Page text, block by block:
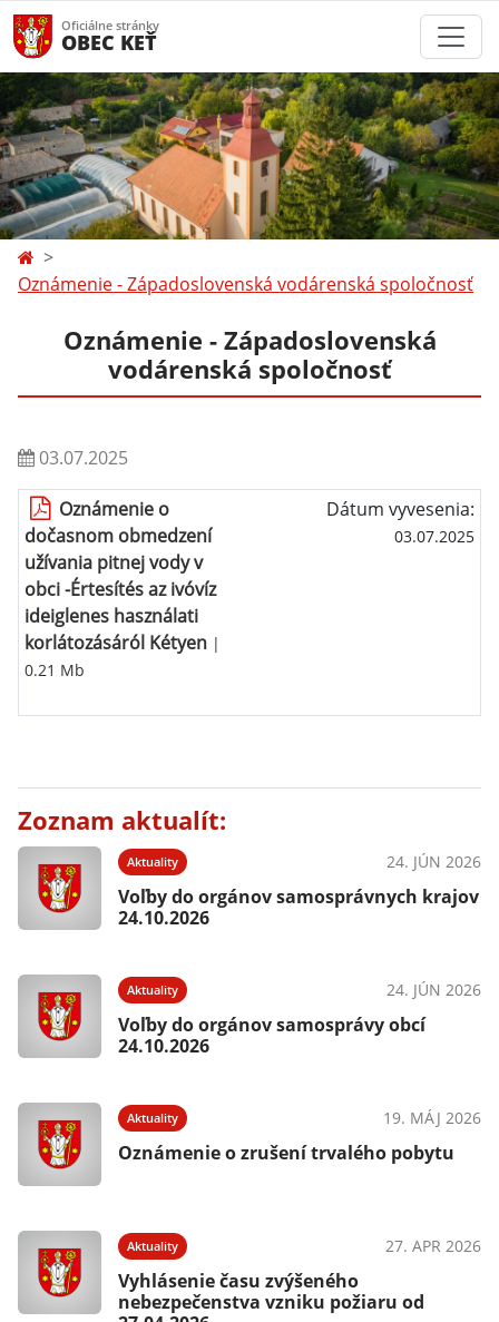
Oficiálne stránky
OBEC KEŤ
Oznámenie - Západoslovenská vodárenská spoločnosť
Oznámenie - Západoslovenská
vodárenská spoločnosť
03.07.2025
Oznámenie o
dočasnom obmedzení
užívania pitnej vody v
obci -Értesítés az ivóvíz
ideiglenes használati
korlátozásáról Kétyen |
0.21 Mb
Dátum vyvesenia:
03.07.2025
Zoznam aktualít:
Aktuality 24. JÚN 2026
Voľby do orgánov samosprávnych krajov
24.10.2026
Aktuality 24. JÚN 2026
Voľby do orgánov samosprávy obcí
24.10.2026
Aktuality 19. MÁJ 2026
Oznámenie o zrušení trvalého pobytu
Aktuality 27. APR 2026
Vyhlásenie času zvýšeného
nebezpečenstva vzniku požiaru od